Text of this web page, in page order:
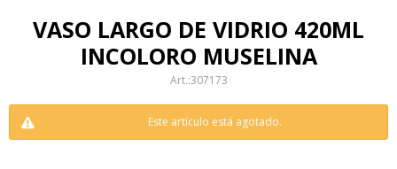
VASO LARGO DE VIDRIO 420ML
INCOLORO MUSELINA
307173
Este artículo está agotado.